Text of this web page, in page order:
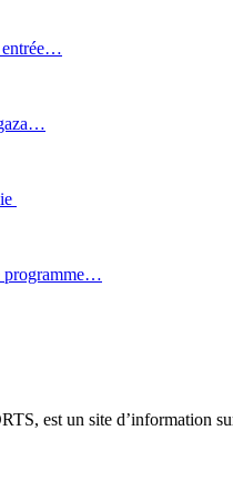
entrée…
programme…
est un site d’information